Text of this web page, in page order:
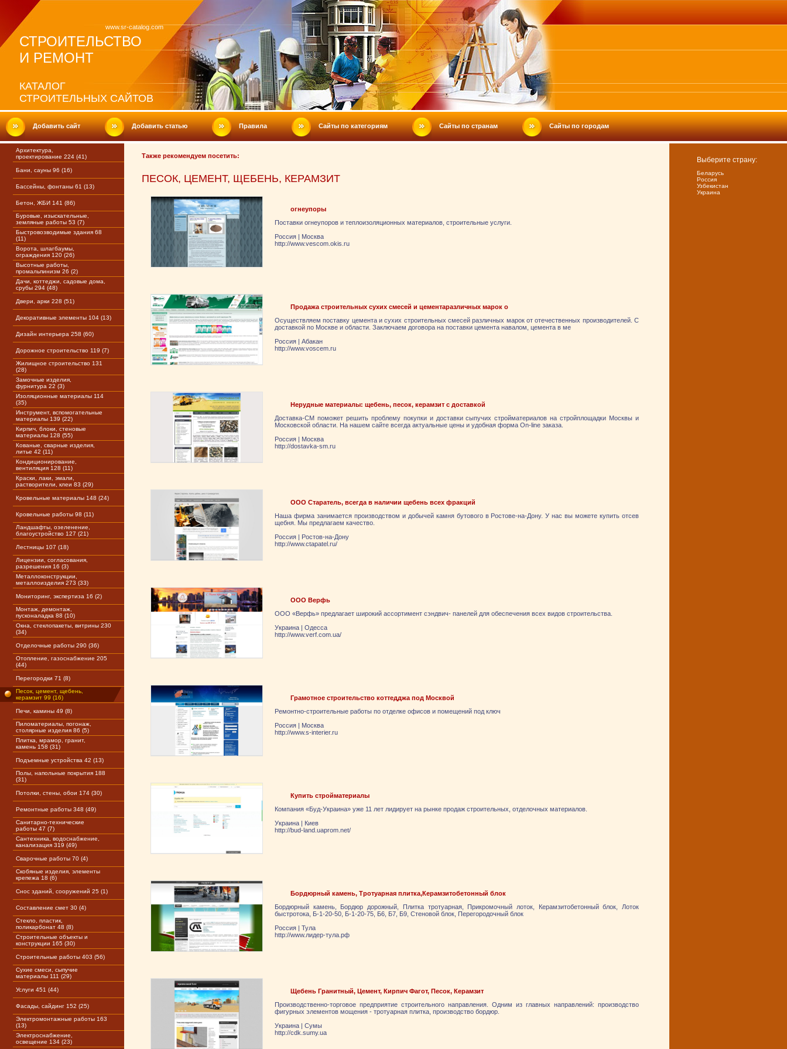
www.sr-catalog.com
СТРОИТЕЛЬСТВО
И РЕМОНТ
КАТАЛОГ
СТРОИТЕЛЬНЫХ САЙТОВ
Добавить сайт Добавить статью Правила Сайты по категориям Сайты по странам Сайты по городам
Архитектура,
проектирование 224 (41)
Бани, сауны 96 (16)
Бассейны, фонтаны 61 (13)
Бетон, ЖБИ 141 (86)
Буровые, изыскательные,
земляные работы 53 (7)
Быстровозводимые здания 68
(11)
Ворота, шлагбаумы,
ограждения 120 (26)
Высотные работы,
промальпинизм 26 (2)
Дачи, коттеджи, садовые дома,
срубы 294 (48)
Двери, арки 228 (51)
Декоративные элементы 104 (13)
Дизайн интерьера 258 (60)
Дорожное строительство 119 (7)
Жилищное строительство 131
(28)
Замочные изделия,
фурнитура 22 (3)
Изоляционные материалы 114
(35)
Инструмент, вспомогательные
материалы 139 (22)
Кирпич, блоки, стеновые
материалы 128 (55)
Кованые, сварные изделия,
литье 42 (11)
Кондиционирование,
вентиляция 128 (11)
Краски, лаки, эмали,
растворители, клеи 83 (29)
Кровельные материалы 148 (24)
Кровельные работы 98 (11)
Ландшафты, озеленение,
благоустройство 127 (21)
Лестницы 107 (18)
Лицензии, согласования,
разрешения 16 (3)
Металлоконструкции,
металлоизделия 273 (33)
Мониторинг, экспертиза 16 (2)
Монтаж, демонтаж,
пусконаладка 88 (10)
Окна, стеклопакеты, витрины 230
(34)
Отделочные работы 290 (36)
Отопление, газоснабжение 205
(44)
Перегородки 71 (8)
Песок, цемент, щебень,
керамзит 99 (16)
Печи, камины 49 (8)
Пиломатериалы, погонаж,
столярные изделия 86 (5)
Плитка, мрамор, гранит,
камень 158 (31)
Подъемные устройства 42 (13)
Полы, напольные покрытия 188
(31)
Потолки, стены, обои 174 (30)
Ремонтные работы 348 (49)
Санитарно-технические
работы 47 (7)
Сантехника, водоснабжение,
канализация 319 (49)
Сварочные работы 70 (4)
Скобяные изделия, элементы
крепежа 18 (6)
Снос зданий, сооружений 25 (1)
Составление смет 30 (4)
Стекло, пластик,
поликарбонат 48 (8)
Строительные объекты и
конструкции 165 (30)
Строительные работы 403 (56)
Сухие смеси, сыпучие
материалы 111 (29)
Услуги 451 (44)
Фасады, сайдинг 152 (25)
Электромонтажные работы 163
(13)
Электроснабжение,
освещение 134 (23)
Также рекомендуем посетить:
ПЕСОК, ЦЕМЕНТ, ЩЕБЕНЬ, КЕРАМЗИТ
огнеупоры
Поставки огнеупоров и теплоизоляционных материалов, строительные услуги.
Россия | Москва
http://www.vescom.okis.ru
Продажа строительных сухих смесей и цементаразличных марок о
Осуществляем поставку цемента и сухих строительных смесей различных марок от отечественных производителей. С
доставкой по Москве и области. Заключаем договора на поставки цемента навалом, цемента в ме
Россия | Абакан
http://www.voscem.ru
Нерудные материалы: щебень, песок, керамзит с доставкой
Доставка-СМ поможет решить проблему покупки и доставки сыпучих стройматериалов на стройплощадки Москвы и
Московской области. На нашем сайте всегда актуальные цены и удобная форма On-line заказа.
Россия | Москва
http://dostavka-sm.ru
ООО Старатель, всегда в наличии щебень всех фракций
Наша фирма занимается производством и добычей камня бутового в Ростове-на-Дону. У нас вы можете купить отсев
щебня. Мы предлагаем качество.
Россия | Ростов-на-Дону
http://www.ctapatel.ru/
ООО Верфь
ООО «Верфь» предлагает широкий ассортимент сэндвич- панелей для обеспечения всех видов строительства.
Украина | Одесса
http://www.verf.com.ua/
Грамотное строительство коттедджа под Москвой
Ремонтно-строительные работы по отделке офисов и помещений под ключ
Россия | Москва
http://www.s-interier.ru
Купить стройматериалы
Компания «Буд-Украина» уже 11 лет лидирует на рынке продаж строительных, отделочных материалов.
Украина | Киев
http://bud-land.uaprom.net/
Бордюрный камень, Тротуарная плитка,Керамзитобетонный блок
Бордюрный камень, Бордюр дорожный, Плитка тротуарная, Прикромочный лоток, Керамзитобетонный блок, Лоток
быстротока, Б-1-20-50, Б-1-20-75, Б6, Б7, Б9, Стеновой блок, Перегородочный блок
Россия | Тула
http://www.лидер-тула.рф
Щебень Гранитный, Цемент, Кирпич Фагот, Песок, Керамзит
Производственно-торговое предприятие строительного направления. Одним из главных направлений: производство
фигурных элементов мощения - тротуарная плитка, производство бордюр.
Украина | Сумы
http://cdk.sumy.ua
Выберите страну:
Беларусь
Россия
Узбекистан
Украина